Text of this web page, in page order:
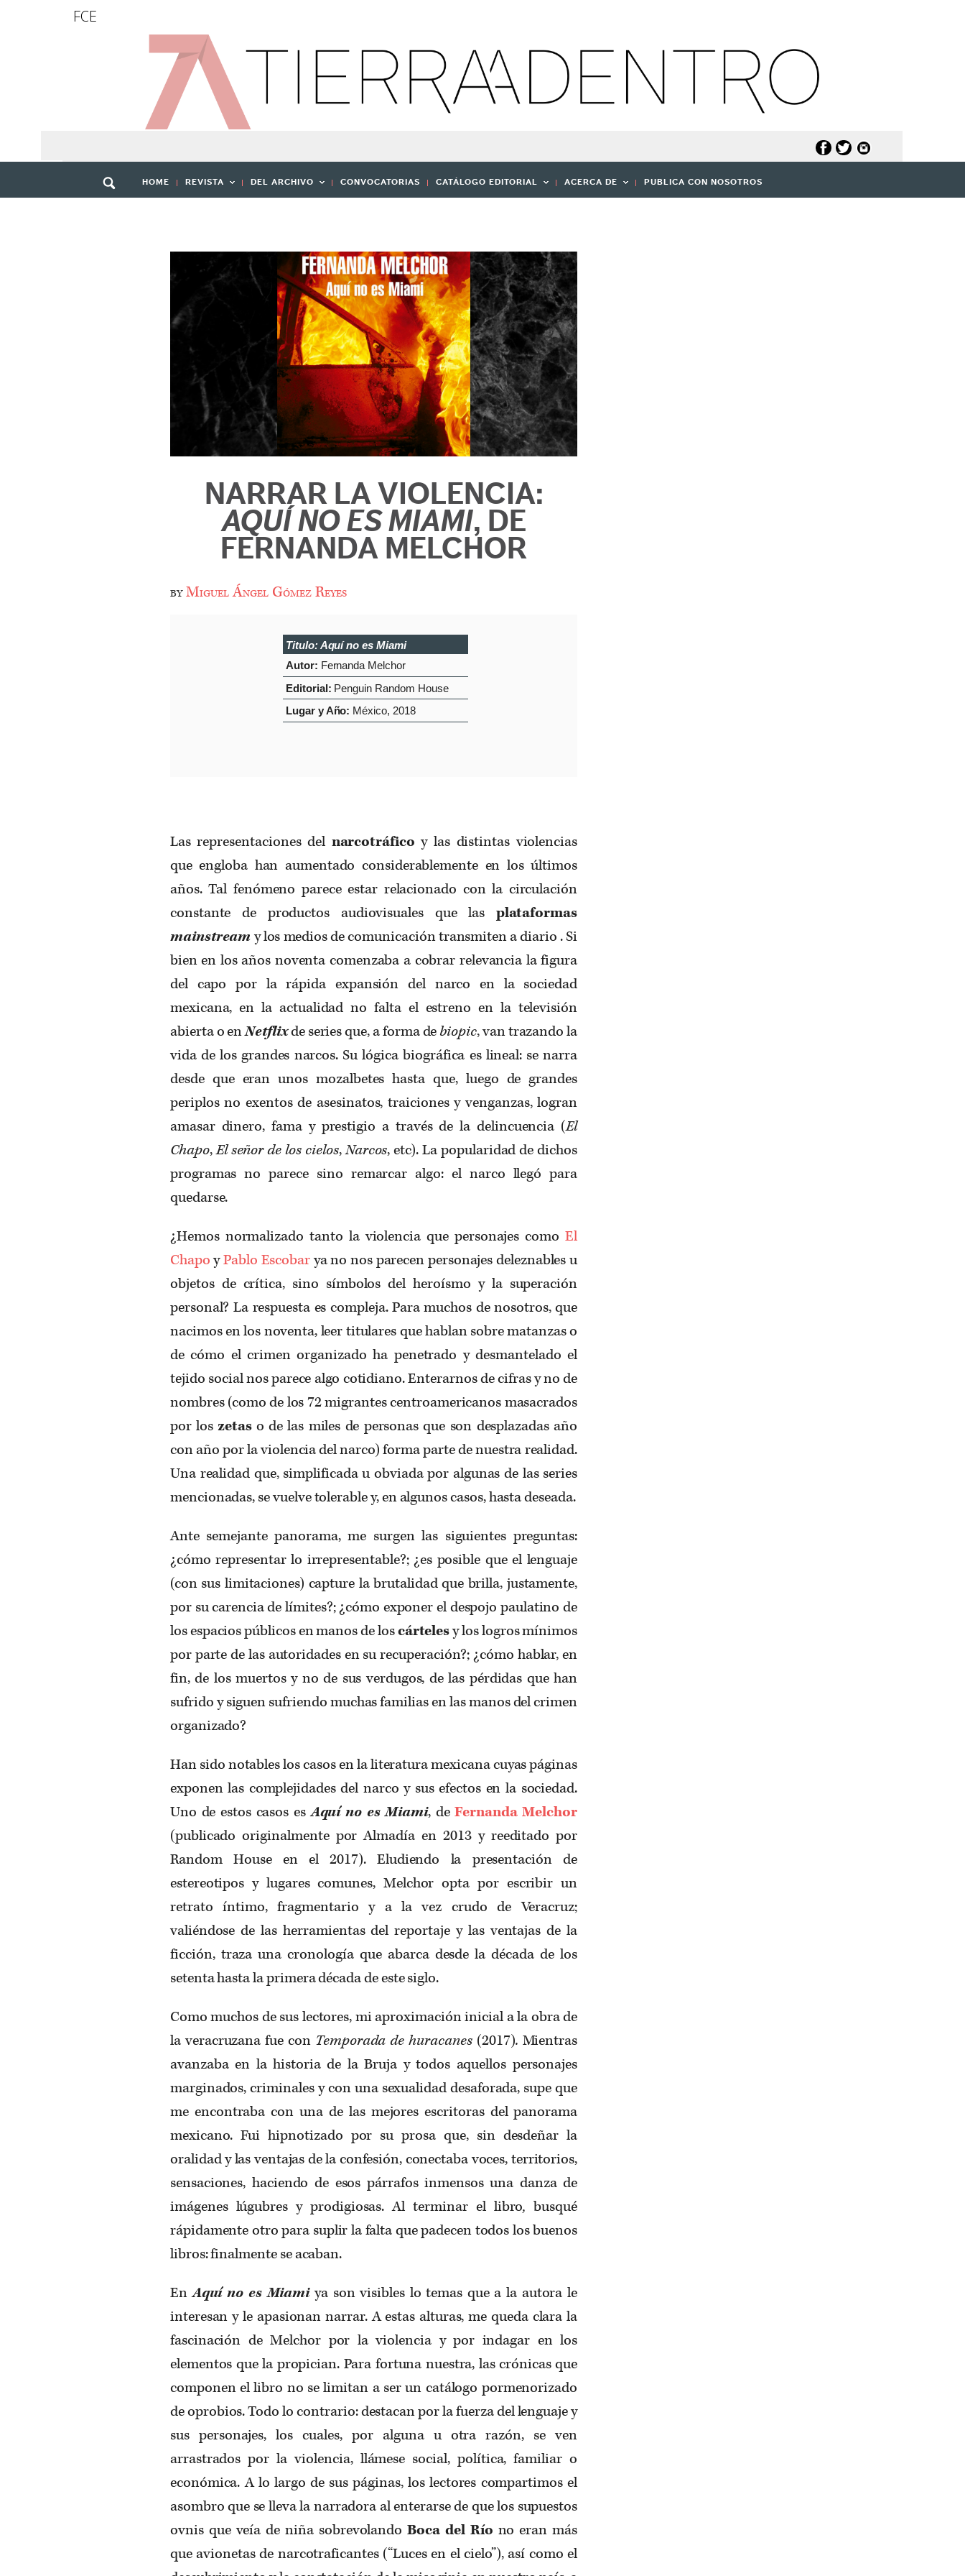
FCE
HOME REVISTA DEL ARCHIVO CONVOCATORIAS CATÁLOGO EDITORIAL ACERCA DE PUBLICA CON NOSOTROS
NARRAR LA VIOLENCIA:
AQUÍ NO ES MIAMI, DE
FERNANDA MELCHOR
byMiguel Ángel Gómez Reyes
Titulo:Aquí no es Miami
Autor: Fernanda Melchor
Editorial: Penguin Random House
Lugar y Año: México, 2018
Las representaciones del narcotráfico y las distintas violencias
que engloba han aumentado considerablemente en los últimos
años. Tal fenómeno parece estar relacionado con la circulación
constante de productos audiovisuales que las plataformas
mainstreamy los medios de comunicación transmiten a diario . Si
bien en los años noventa comenzaba a cobrar relevancia la figura
del capo por la rápida expansión del narco en la sociedad
mexicana, en la actualidad no falta el estreno en la televisión
abierta o enNetflixde series que, a forma debiopic, van trazando la
vida de los grandes narcos. Su lógica biográfica es lineal: se narra
desde que eran unos mozalbetes hasta que, luego de grandes
periplos no exentos de asesinatos, traiciones y venganzas, logran
amasar dinero, fama y prestigio a través de la delincuencia (El
Chapo,El señor de los cielos,Narcos, etc). La popularidad de dichos
programas no parece sino remarcar algo: el narco llegó para
quedarse.
¿Hemos normalizado tanto la violencia que personajes comoEl
ChapoyPablo Escobarya no nos parecen personajes deleznables u
objetos de crítica, sino símbolos del heroísmo y la superación
personal? La respuesta es compleja. Para muchos de nosotros, que
nacimos en los noventa, leer titulares que hablan sobre matanzas o
de cómo el crimen organizado ha penetrado y desmantelado el
tejido social nos parece algo cotidiano. Enterarnos de cifras y no de
nombres (como de los 72 migrantes centroamericanos masacrados
por loszetaso de las miles de personas que son desplazadas año
con año por la violencia del narco) forma parte de nuestra realidad.
Una realidad que, simplificada u obviada por algunas de las series
mencionadas, se vuelve tolerable y, en algunos casos, hasta deseada.
Ante semejante panorama, me surgen las siguientes preguntas:
¿cómo representar lo irrepresentable?; ¿es posible que el lenguaje
(con sus limitaciones) capture la brutalidad que brilla, justamente,
por su carencia de límites?; ¿cómo exponer el despojo paulatino de
los espacios públicos en manos de loscártelesy los logros mínimos
por parte de las autoridades en su recuperación?; ¿cómo hablar, en
fin, de los muertos y no de sus verdugos, de las pérdidas que han
sufrido y siguen sufriendo muchas familias en las manos del crimen
organizado?
Han sido notables los casos en la literatura mexicana cuyas páginas
exponen las complejidades del narco y sus efectos en la sociedad.
Uno de estos casos esAquí no es Miami, deFernanda Melchor
(publicado originalmente por Almadía en 2013 y reeditado por
Random House en el 2017). Eludiendo la presentación de
estereotipos y lugares comunes, Melchor opta por escribir un
retrato íntimo, fragmentario y a la vez crudo de Veracruz;
valiéndose de las herramientas del reportaje y las ventajas de la
ficción, traza una cronología que abarca desde la década de los
setenta hasta la primera década de este siglo.
Como muchos de sus lectores, mi aproximación inicial a la obra de
la veracruzana fue con Temporada de huracanes(2017). Mientras
avanzaba en la historia de la Bruja y todos aquellos personajes
marginados, criminales y con una sexualidad desaforada, supe que
me encontraba con una de las mejores escritoras del panorama
mexicano. Fui hipnotizado por su prosa que, sin desdeñar la
oralidad y las ventajas de la confesión, conectaba voces, territorios,
sensaciones, haciendo de esos párrafos inmensos una danza de
imágenes lúgubres y prodigiosas. Al terminar el libro,busqué
rápidamente otro para suplir la falta que padecen todos los buenos
libros: finalmente se acaban.
EnAquí no es Miamiya son visibles lo temas que a la autora le
interesan y le apasionan narrar. A estas alturas, me queda clara la
fascinación de Melchor por la violencia y por indagar en los
elementos que la propician. Para fortuna nuestra, las crónicas que
componen el libro no se limitan a ser un catálogo pormenorizado
de oprobios. Todo lo contrario: destacan por la fuerza del lenguaje y
sus personajes, los cuales, por alguna u otra razón, se ven
arrastrados por la violencia, llámese social, política, familiar o
económica. A lo largo de sus páginas, los lectores compartimos el
asombro que se lleva la narradora al enterarse de que los supuestos
ovnis que veía de niña sobrevolandoBoca del Río no eran más
que avionetas de narcotraficantes (“Luces en el cielo”), así como el